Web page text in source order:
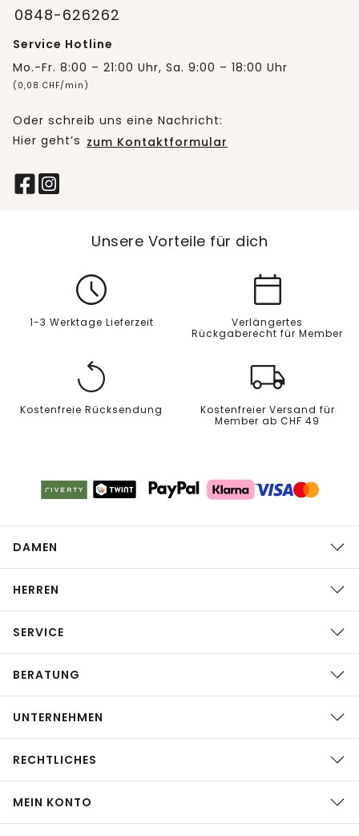
0848-626262
Service Hotline
Mo.-Fr. 8:00 – 21:00 Uhr, Sa. 9:00 – 18:00 Uhr
(0,08 CHF/min)
Oder schreib uns eine Nachricht:
Hier geht’s zum Kontaktformular
Unsere Vorteile für dich
1-3 Werktage Lieferzeit
Verlängertes
Rückgaberecht für Member
Kostenfreie Rücksendung
Kostenfreier Versand für
Member ab CHF 49
DAMEN
HERREN
SERVICE
BERATUNG
UNTERNEHMEN
RECHTLICHES
MEIN KONTO